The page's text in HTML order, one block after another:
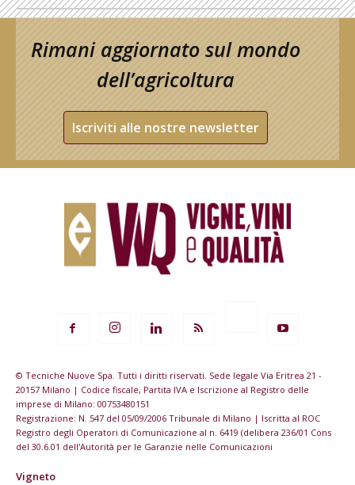
Rimani aggiornato sul mondo
dell’agricoltura
Iscriviti alle nostre newsletter
© Tecniche Nuove Spa. Tutti i diritti riservati. Sede legale Via Eritrea 21 -
20157 Milano | Codice fiscale, Partita IVA e Iscrizione al Registro delle
imprese di Milano: 00753480151
Registrazione: N. 547 del 05/09/2006 Tribunale di Milano | Iscritta al ROC
Registro degli Operatori di Comunicazione al n. 6419 (delibera 236/01 Cons
del 30.6.01 dell'Autorità per le Garanzie nelle Comunicazioni
Vigneto